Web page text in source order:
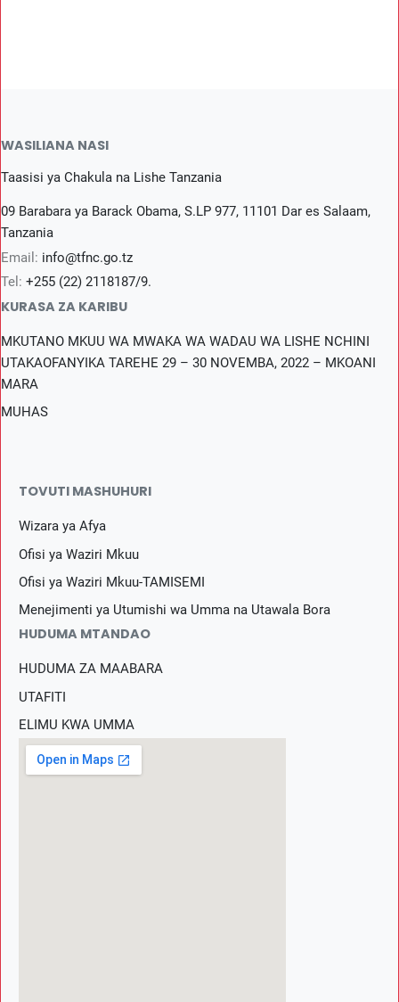
WASILIANA NASI
Taasisi ya Chakula na Lishe Tanzania
09 Barabara ya Barack Obama, S.LP 977, 11101 Dar es Salaam,
Tanzania
Email: info@tfnc.go.tz
Tel: +255 (22) 2118187/9.
KURASA ZA KARIBU
MKUTANO MKUU WA MWAKA WA WADAU WA LISHE NCHINI
UTAKAOFANYIKA TAREHE 29 – 30 NOVEMBA, 2022 – MKOANI
MARA
MUHAS
TOVUTI MASHUHURI
Wizara ya Afya
Ofisi ya Waziri Mkuu
Ofisi ya Waziri Mkuu-TAMISEMI
Menejimenti ya Utumishi wa Umma na Utawala Bora
HUDUMA MTANDAO
HUDUMA ZA MAABARA
UTAFITI
ELIMU KWA UMMA